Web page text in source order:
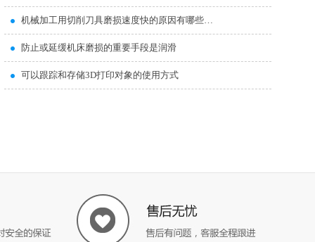
机械加工用切削刀具磨损速度快的原因有哪些…
防止或延缓机床磨损的重要手段是润滑
可以跟踪和存储3D打印对象的使用方式